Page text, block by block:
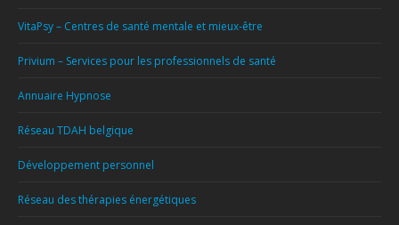
VitaPsy – Centres de santé mentale et mieux-être
Privium – Services pour les professionnels de santé
Annuaire Hypnose
Réseau TDAH belgique
Développement personnel
Réseau des thérapies énergétiques